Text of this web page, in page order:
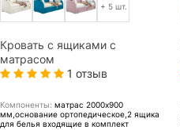
+ 5 шт.
Кровать с ящиками с
матрасом
1 отзыв
Компоненты: матрас 2000x900
мм,основание ортопедическое,2 ящика
для белья входящие в комплект